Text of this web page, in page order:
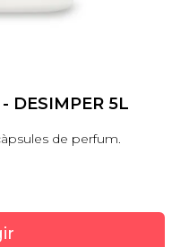
DESIMPER 5L
de perfum.